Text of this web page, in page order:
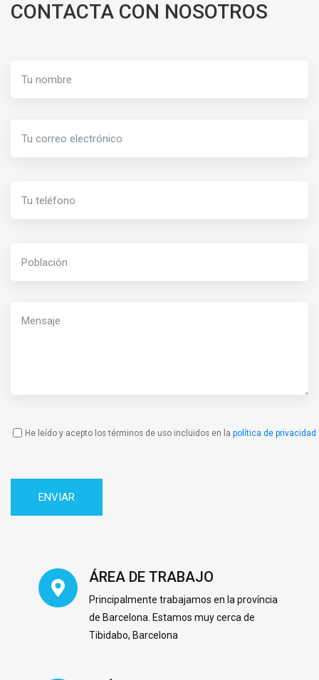
CONTACTA CON NOSOTROS
PolíticaHe leído y acepto los términos de uso incluidos en lapolítica de privacidad
ÁREA DE TRABAJO
Principalmente trabajamos en la província
de Barcelona. Estamos muy cerca de
Tibidabo, Barcelona